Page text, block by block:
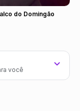
do Domingão
você